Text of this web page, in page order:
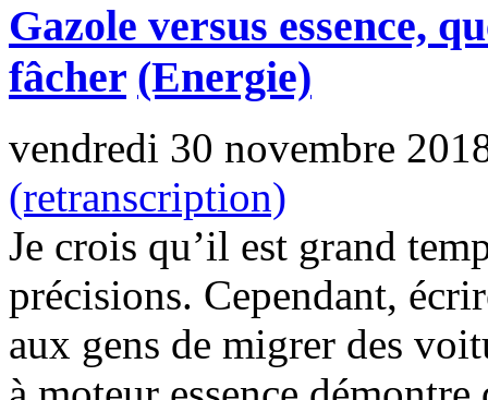
Gazole versus essence,
fâcher (Energie)
vendredi 30 novembre
(retranscription)
Je crois qu’il est grand
précisions. Cependant,
aux gens de migrer des